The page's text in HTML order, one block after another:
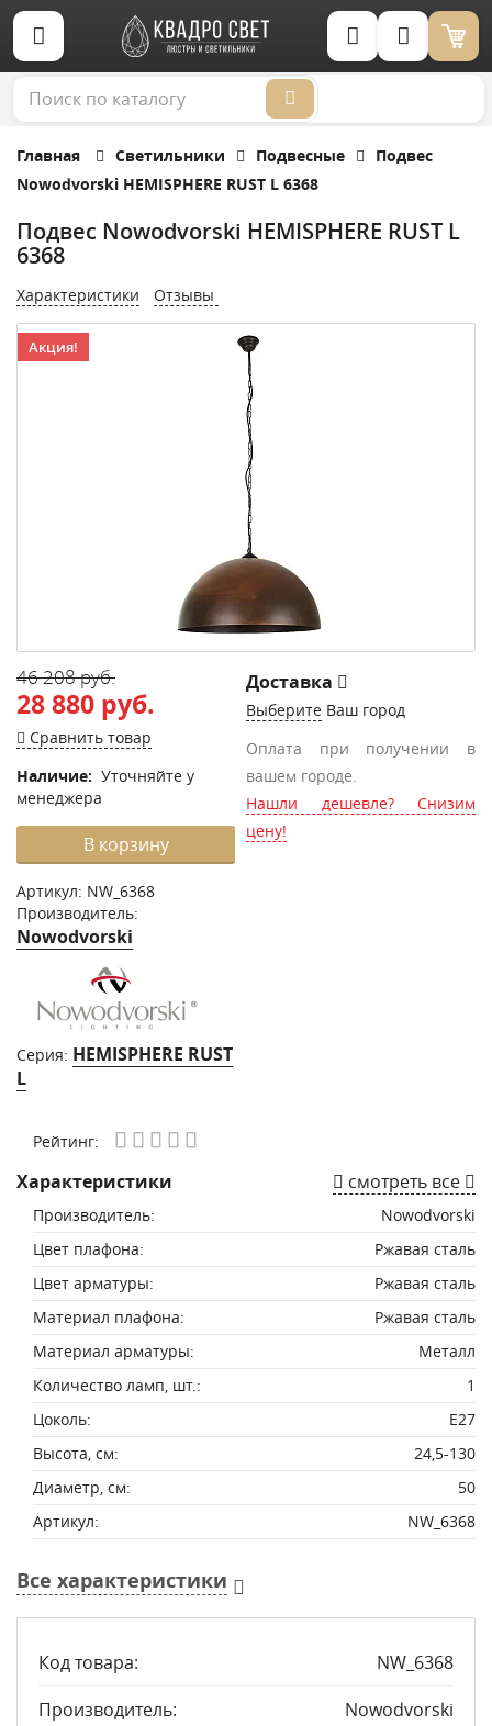
Корзина (0)
Главная Светильники Подвесные
Подвес
Nowodvorski HEMISPHERE RUST L 6368
Подвес Nowodvorski HEMISPHERE RUST L
6368
Характеристики Отзывы
Акция!
46 208 руб.
28 880 руб.
Сравнить товар
Наличие: Уточняйте у
менеджера
В корзину
Артикул: NW_6368
Производитель:
Nowodvorski
Серия: HEMISPHERE RUST
L
Доставка
Выберите Ваш город
Оплата при получении в
вашем городе.
Нашли дешевле? Снизим
цену!
Рейтинг:
Характеристики смотреть все
Производитель:
Nowodvorski
Цвет плафона:
Ржавая сталь
Цвет арматуры:
Ржавая сталь
Материал плафона:
Ржавая сталь
Материал арматуры:
Металл
Количество ламп, шт.:
1
Цоколь:
E27
Высота, см:
24,5-130
Диаметр, см:
50
Артикул:
NW_6368
Все характеристики
Код товара:
NW_6368
Производитель:
Nowodvorski